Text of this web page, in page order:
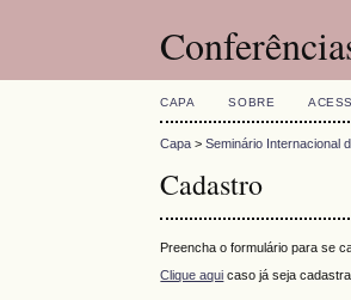
CAPA SOBRE
Capa >Seminário Internacional
Cadastro
Preencha o formulário para se
Clique aqui caso já seja